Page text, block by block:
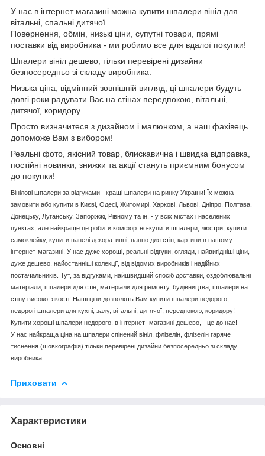
У нас в інтернет магазині можна купити шпалери вініл для
вітальні, спальні дитячої.
Повернення, обмін, низькі ціни, супутні товари, прямі
поставки від виробника - ми робимо все для вдалої покупки!
Шпалери вініл дешево, тільки перевірені дизайни
безпосередньо зі складу виробника.
Низька ціна, відмінний зовнішній вигляд, ці шпалери будуть
довгі роки радувати Вас на стінах передпокою, вітальні,
дитячої, коридору.
Просто визначитеся з дизайном і малюнком, а наш фахівець
допоможе Вам з вибором!
Реальні фото, якісний товар, блискавична і швидка відправка,
постійні новинки, знижки та акції стануть приємним бонусом
до покупки!
Вінілові шпалери за відгуками - кращі шпалери на ринку України! Їх можна
замовити або купити в Києві, Одесі, Житомирі, Харкові, Львові, Дніпро, Полтава,
Донецьку, Луганську, Запоріжжі, Рівному та ін. - у всіх містах і населених
пунктах, але найкраще це робити комфортно-купити шпалери, люстри, купити
самоклейку, купити панелі декоративні, панно для стін, картини в нашому
інтернет-магазині. У нас дуже хороші, реальні відгуки, огляди, найвигідніші ціни,
дуже дешево, найостанніші колекції, від відомих виробників і надійних
постачальників. Тут, за відгуками, найшвидший спосіб доставки, оздоблювальні
матеріали, шпалери для стін, матеріали для ремонту, будівництва, шпалери на
стіну високої якості! Наші ціни дозволять Вам купити шпалери недорого,
недорогі шпалери для кухні, залу, вітальні, дитячої, передпокою, коридору!
Купити хороші шпалери недорого, в інтернет- магазині дешево, - це до нас!
У нас найкраща ціна на шпалери спінений вініл, флізелін, флізелін гаряче
тиснення (шовкографія) тільки перевірені дизайни безпосередньо зі складу
виробника.
Приховати
Характеристики
Основні